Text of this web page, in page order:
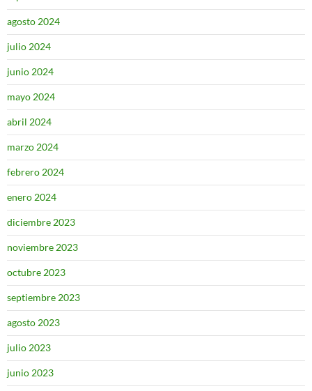
agosto 2024
julio 2024
junio 2024
mayo 2024
abril 2024
marzo 2024
febrero 2024
enero 2024
diciembre 2023
noviembre 2023
octubre 2023
septiembre 2023
agosto 2023
julio 2023
junio 2023